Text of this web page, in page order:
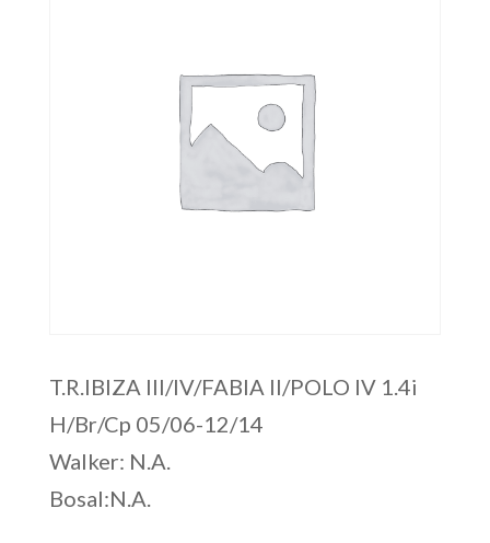
T.R.IBIZA III/IV/FABIA II/POLO IV 1.4i
H/Br/Cp 05/06-12/14
Walker: N.A.
Bosal:N.A.